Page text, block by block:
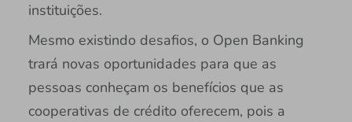
instituições.
Mesmo existindo desafios, o Open Banking
trará novas oportunidades para que as
pessoas conheçam os benefícios que as
cooperativas de crédito oferecem, pois a